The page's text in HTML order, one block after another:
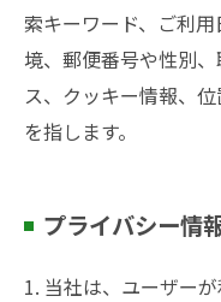
索キーワード、ご利
境、郵便番号や性別
ス、クッキー情報、
を指します。
プライバシー情
1. 当社は、ユーザー